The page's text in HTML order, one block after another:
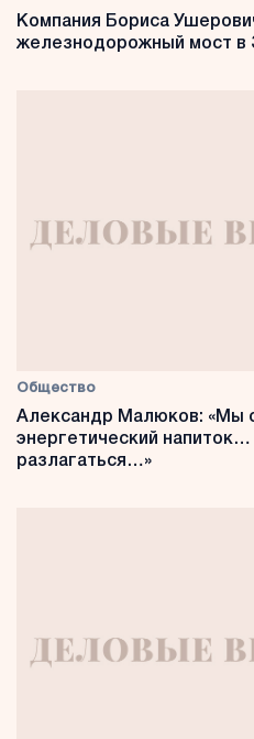
Компания Бориса
железнодорожный мост в
Общество
Александр Малюков: «Мы
энергетический напиток…
разлагаться…»